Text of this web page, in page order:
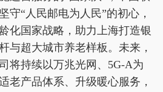
守“人民邮电为人民”的初心，
化国家战略，助力上海打造银
与超大城市养老样板。未来，
将持续以万兆光网、5G-A为
老产品体系、升级暖心服务，